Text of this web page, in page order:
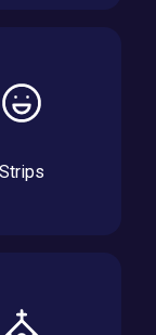
Strips